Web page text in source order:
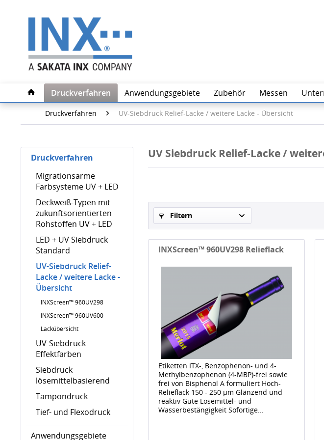
Druckverfahren Anwendungsgebiete Zubehör Messen
Druckverfahren UV-Siebdruck Relief-Lacke / weitere Lacke - Übersicht
Druckverfahren
Migrationsarme
Farbsysteme UV + LED
Deckweiß-Typen mit
zukunftsorientierten
Rohstoffen UV + LED
LED + UV Siebdruck
Standard
UV-Siebdruck Relief-
Lacke / weitere Lacke -
Übersicht
INXScreen™ 960UV298
INXScreen™ 960UV600
Lackübersicht
UV-Siebdruck
Effektfarben
Siebdruck
lösemittelbasierend
Tampondruck
Tief- und Flexodruck
Anwendungsgebiete
UV Siebdruck Relief-Lacke /
Filtern
INXScreen™ 960UV298 Relieflack
Etiketten ITX-, Benzophenon- und 4-
Methylbenzophenon (4-MBP)-frei sowie
frei von Bisphenol A formuliert Hoch-
Relieflack 150 - 250 μm Glänzend und
reaktiv Gute Lösemittel- und
Wasserbestängigkeit Sofortige...